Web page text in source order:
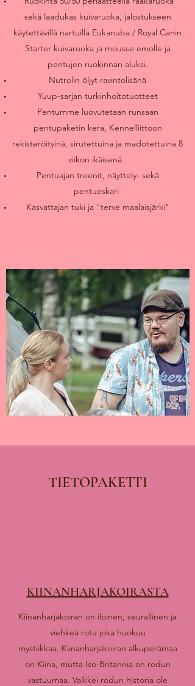
sekä laadukas kuivaruoka, jalostukseen
käytettävillä nartuilla Eukanuba / Royal Canin
Starter kuivaruoka ja mousse emolle ja
pentujen ruokinnan aluksi.
Nutrolin öljyt ravintolisänä
Yuup-sarjan turkinhoitotuotteet
Pentumme luovutetaan runsaan
pentupaketin kera, Kennelliittoon
rekisteröityinä, sirutettuina ja madotettuina 8
viikon ikäisenä.
Pentuajan treenit, näyttely- sekä
pentueskari-
Kasvattajan tuki ja "terve maalaisjärki"
TIETOPAKETTI
KIINANHARJAKOIRASTA
Kiinanharjakoiran on iloinen, seurallinen ja
viehkeä rotu joka huokuu
mystiikkaa. Kiinanharjakoiran alkuperämaa
on Kiina, mutta Iso-Britannia on rodun
vastuumaa. Vaikkei rodun historia ole